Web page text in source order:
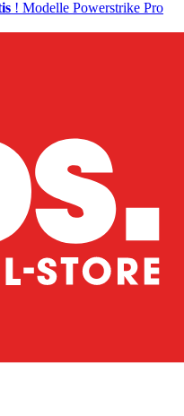
! Modelle Powerstrike Pro